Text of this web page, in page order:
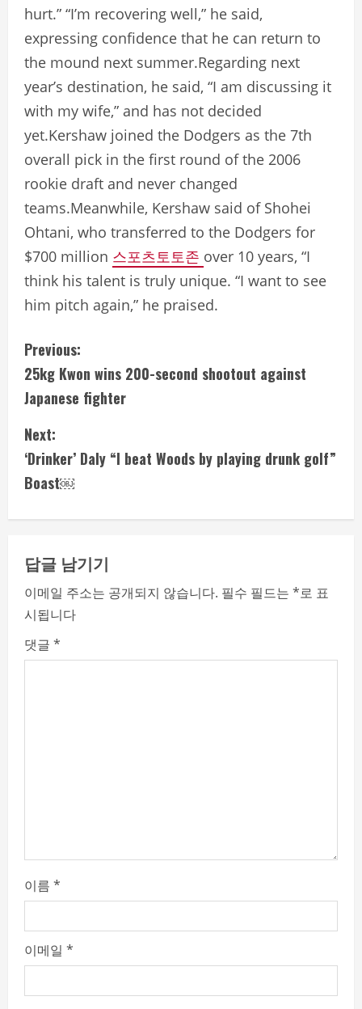
hurt.” “I’m recovering well,” he said,
expressing confidence that he can return to
the mound next summer.Regarding next
year’s destination, he said, “I am discussing it
with my wife,” and has not decided
yet.Kershaw joined the Dodgers as the 7th
overall pick in the first round of the 2006
rookie draft and never changed
teams.Meanwhile, Kershaw said of Shohei
Ohtani, who transferred to the Dodgers for
$700 million 스포츠토토존 over 10 years, “I
think his talent is truly unique. “I want to see
him pitch again,” he praised.
C
o
n
t
i
n
u
e
R
e
Previous:
25kg Kwon wins 200-second shootout against
Japanese fighter
Next:
‘Drinker’ Daly “I beat Woods by playing drunk golf”
Boast￼
답글 남기기
이메일 주소는 공개되지 않습니다. 필수 필드는 *로 표
시됩니다
댓글 *
이름 *
이메일 *